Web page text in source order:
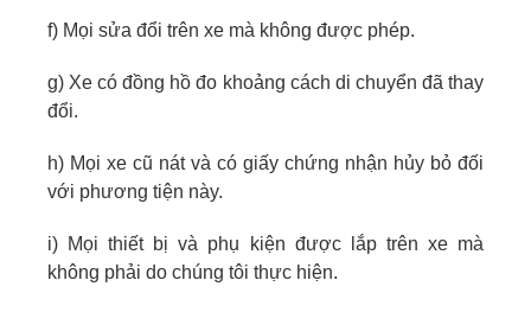
f) Mọi sửa đổi trên xe mà không được phép.
g) Xe có đồng hồ đo khoảng cách di chuyển đã thay
đổi.
h) Mọi xe cũ nát và có giấy chứng nhận hủy bỏ đối
với phương tiện này.
i) Mọi thiết bị và phụ kiện được lắp trên xe mà
không phải do chúng tôi thực hiện.